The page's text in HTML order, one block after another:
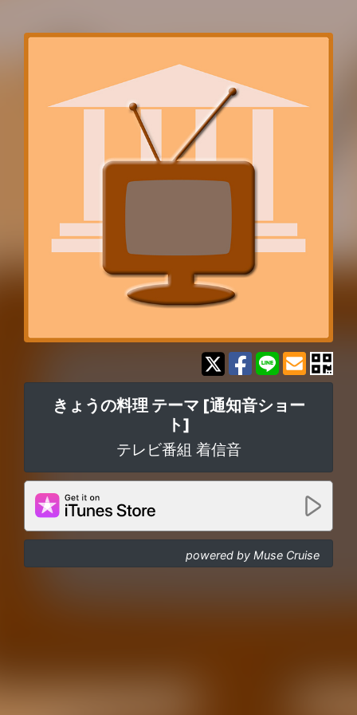
きょうの料理 テーマ [通知音ショー
ト]
テレビ番組 着信音
powered by Muse Cruise